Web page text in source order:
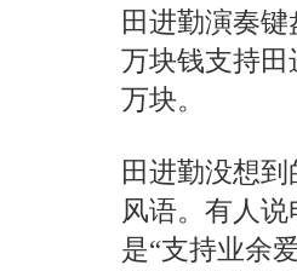
田进勤演奏
万块钱支持
万块。
田进勤没想
风语。有人
是“支持业余